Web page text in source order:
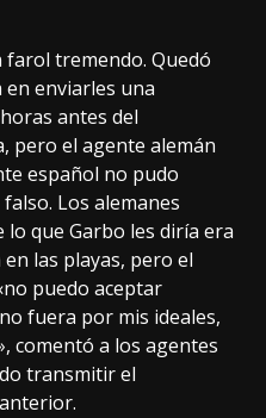
farol tremendo. Quedó
enviarles una
antes del
pero el agente alemán
español no pudo
Los alemanes
que Garbo les diría era
las playas, pero el
puedo aceptar
fuera por mis ideales,
comentó a los agentes
transmitir el